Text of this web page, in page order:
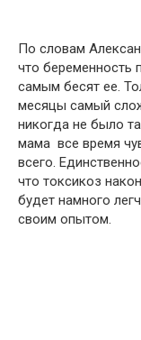
По словам
что беременность
самым бесят ее.
месяцы самый
никогда не было
мама все время
всего.
что токсикоз
будет намного
своим опытом.